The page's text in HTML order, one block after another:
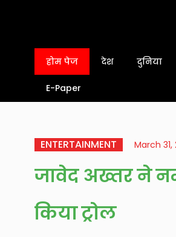
होम पेज देश दुनिया
E-Paper
ENTERTAINMENT March 31,
जावेद अख्तर ने
किया ट्रोल